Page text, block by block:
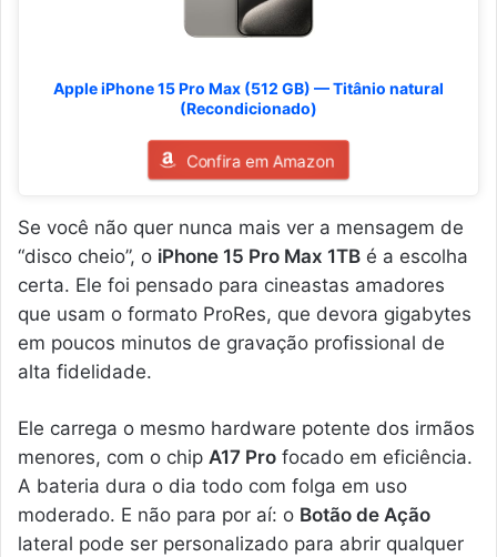
Apple iPhone 15 Pro Max (512 GB) — Titânio natural
(Recondicionado)
Confira em Amazon
Se você não quer nunca mais ver a mensagem de
“disco cheio”, o iPhone 15 Pro Max 1TB é a escolha
certa. Ele foi pensado para cineastas amadores
que usam o formato ProRes, que devora gigabytes
em poucos minutos de gravação profissional de
alta fidelidade.
Ele carrega o mesmo hardware potente dos irmãos
menores, com o chip A17 Pro focado em eficiência.
A bateria dura o dia todo com folga em uso
moderado. E não para por aí: o Botão de Ação
lateral pode ser personalizado para abrir qualquer